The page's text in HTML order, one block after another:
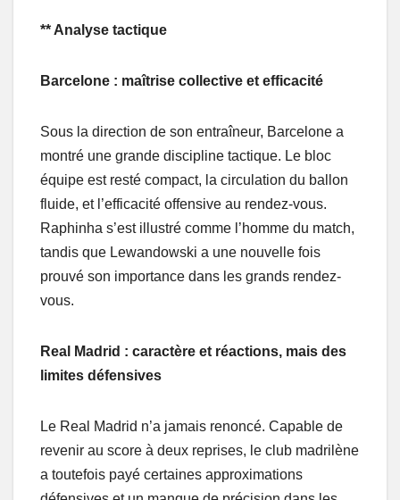
** Analyse tactique
Barcelone : maîtrise collective et efficacité
Sous la direction de son entraîneur, Barcelone a
montré une grande discipline tactique. Le bloc
équipe est resté compact, la circulation du ballon
fluide, et l’efficacité offensive au rendez-vous.
Raphinha s’est illustré comme l’homme du match,
tandis que Lewandowski a une nouvelle fois
prouvé son importance dans les grands rendez-
vous.
Real Madrid : caractère et réactions, mais des
limites défensives
Le Real Madrid n’a jamais renoncé. Capable de
revenir au score à deux reprises, le club madrilène
a toutefois payé certaines approximations